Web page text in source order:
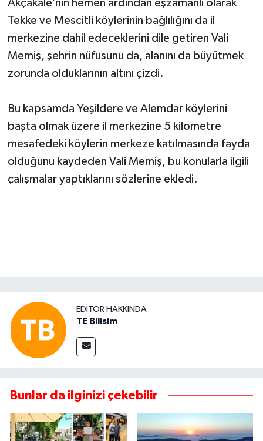
Akçakale’nin hemen ardından eşzamanlı olarak
Tekke ve Mescitli köylerinin bağlılığını da il
merkezine dahil edeceklerini dile getiren Vali
Memiş, şehrin nüfusunu da, alanını da büyütmek
zorunda olduklarının altını çizdi.
Bu kapsamda Yeşildere ve Alemdar köylerini
başta olmak üzere il merkezine 5 kilometre
mesafedeki köylerin merkeze katılmasında fayda
olduğunu kaydeden Vali Memiş, bu konularla ilgili
çalışmalar yaptıklarını sözlerine ekledi.
EDITÖR HAKKINDA
TE Bilisim
Bunlar da ilginizi çekebilir